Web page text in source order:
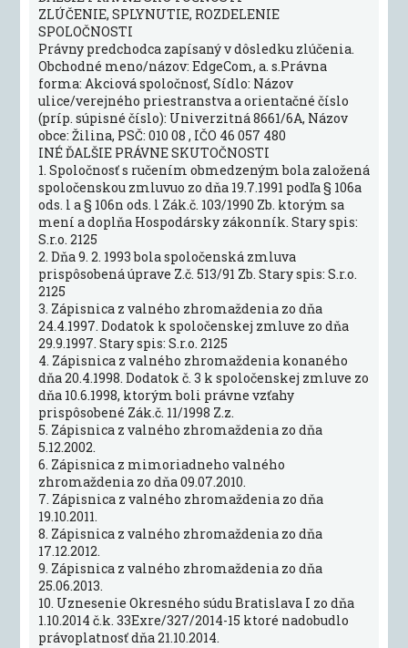
ZLÚČENIE, SPLYNUTIE, ROZDELENIE
SPOLOČNOSTI
Právny predchodca zapísaný v dôsledku zlúčenia.
Obchodné meno/názov: EdgeCom, a. s.Právna
forma: Akciová spoločnosť, Sídlo: Názov
ulice/verejného priestranstva a orientačné číslo
(príp. súpisné číslo): Univerzitná 8661/6A, Názov
obce: Žilina, PSČ: 010 08 , IČO 46 057 480
INÉ ĎALŠIE PRÁVNE SKUTOČNOSTI
1. Spoločnosť s ručením obmedzeným bola založená
spoločenskou zmluvuo zo dňa 19.7.1991 podľa § 106a
ods. l a § 106n ods. l Zák.č. 103/1990 Zb. ktorým sa
mení a doplňa Hospodársky zákonník. Stary spis:
S.r.o. 2125
2. Dňa 9. 2. 1993 bola spoločenská zmluva
prispôsobená úprave Z.č. 513/91 Zb. Stary spis: S.r.o.
2125
3. Zápisnica z valného zhromaždenia zo dňa
24.4.1997. Dodatok k spoločenskej zmluve zo dňa
29.9.1997. Stary spis: S.r.o. 2125
4. Zápisnica z valného zhromaždenia konaného
dňa 20.4.1998. Dodatok č. 3 k spoločenskej zmluve zo
dňa 10.6.1998, ktorým boli právne vzťahy
prispôsobené Zák.č. 11/1998 Z.z.
5. Zápisnica z valného zhromaždenia zo dňa
5.12.2002.
6. Zápisnica z mimoriadneho valného
zhromaždenia zo dňa 09.07.2010.
7. Zápisnica z valného zhromaždenia zo dňa
19.10.2011.
8. Zápisnica z valného zhromaždenia zo dňa
17.12.2012.
9. Zápisnica z valného zhromaždenia zo dňa
25.06.2013.
10. Uznesenie Okresného súdu Bratislava I zo dňa
1.10.2014 č.k. 33Exre/327/2014-15 ktoré nadobudlo
právoplatnosť dňa 21.10.2014.